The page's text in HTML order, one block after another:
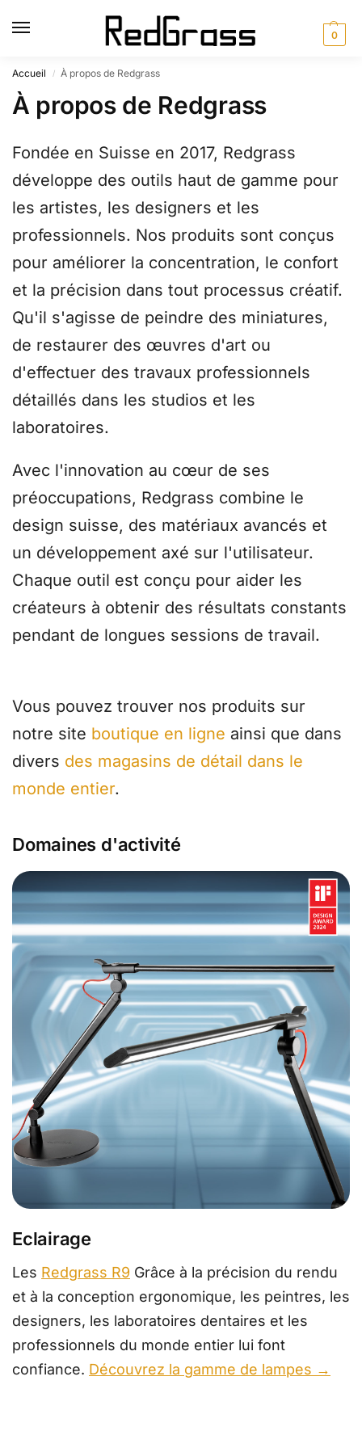
0
Accueil / À propos de Redgrass
À propos de Redgrass
Fondée en Suisse en 2017, Redgrass
développe des outils haut de gamme pour
les artistes, les designers et les
professionnels. Nos produits sont conçus
pour améliorer la concentration, le confort
et la précision dans tout processus créatif.
Qu'il s'agisse de peindre des miniatures,
de restaurer des œuvres d'art ou
d'effectuer des travaux professionnels
détaillés dans les studios et les
laboratoires.
Avec l'innovation au cœur de ses
préoccupations, Redgrass combine le
design suisse, des matériaux avancés et
un développement axé sur l'utilisateur.
Chaque outil est conçu pour aider les
créateurs à obtenir des résultats constants
pendant de longues sessions de travail.
Vous pouvez trouver nos produits sur
notre site boutique en ligne ainsi que dans
divers des magasins de détail dans le
monde entier.
Domaines d'activité
Eclairage
Les Redgrass R9 Grâce à la précision du rendu
et à la conception ergonomique, les peintres, les
designers, les laboratoires dentaires et les
professionnels du monde entier lui font
confiance. Découvrez la gamme de lampes →